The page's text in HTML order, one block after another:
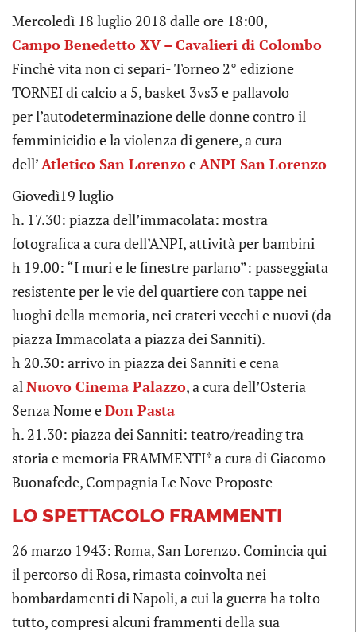
Mercoledì 18 luglio 2018 dalle ore 18:00,
Campo Benedetto XV – Cavalieri di Colombo
Finchè vita non ci separi- Torneo 2° edizione
TORNEI di calcio a 5, basket 3vs3 e pallavolo
per l’autodeterminazione delle donne contro il
femminicidio e la violenza di genere, a cura
dell’Atletico San LorenzoeANPI San Lorenzo
Giovedì19 luglio
h. 17.30: piazza dell’immacolata: mostra
fotografica a cura dell’ANPI, attività per bambini
h 19.00: “I muri e le finestre parlano”: passeggiata
resistente per le vie del quartiere con tappe nei
luoghi della memoria, nei crateri vecchi e nuovi (da
piazza Immacolata a piazza dei Sanniti).
h 20.30: arrivo in piazza dei Sanniti e cena
alNuovo Cinema Palazzo, a cura dell’Osteria
Senza Nome eDon Pasta
h. 21.30: piazza dei Sanniti: teatro/reading tra
storia e memoria FRAMMENTI* a cura di Giacomo
Buonafede, Compagnia Le Nove Proposte
LO SPETTACOLO FRAMMENTI
26 marzo 1943: Roma, San Lorenzo. Comincia qui
il percorso di Rosa, rimasta coinvolta nei
bombardamenti di Napoli, a cui la guerra ha tolto
tutto, compresi alcuni frammenti della sua